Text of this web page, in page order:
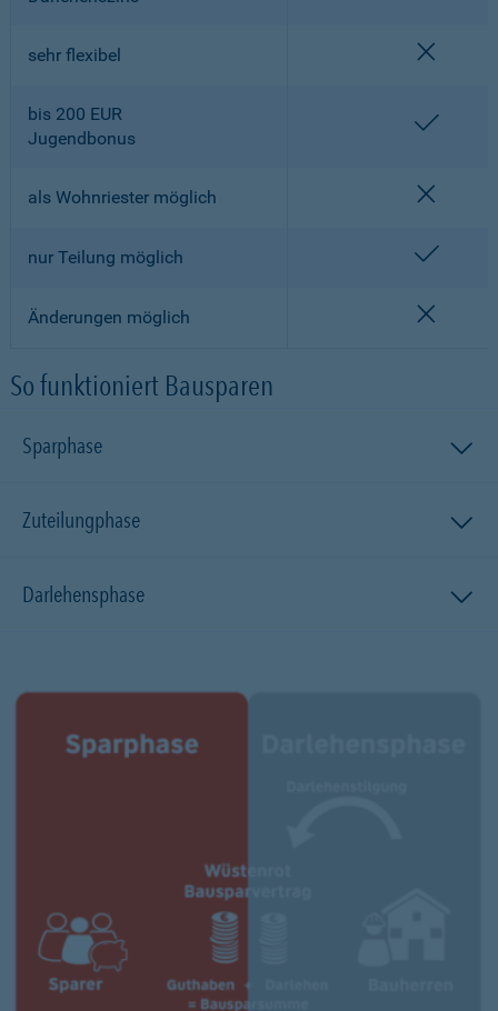
sehr flexibel
bis 200 EUR
Jugendbonus
als Wohnriester möglich
nur Teilung möglich
Änderungen möglich
So funktioniert Bausparen
Sparphase
Zuteilungphase
Darlehensphase